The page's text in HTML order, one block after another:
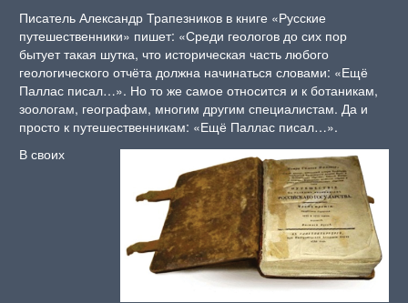
Писатель Александр Трапезников в книге «Русские
путешественники» пишет: «Среди геологов до сих пор
бытует такая шутка, что историческая часть любого
геологического отчёта должна начинаться словами: «Ещё
Паллас писал…». Но то же самое относится и к ботаникам,
зоологам, географам, многим другим специалистам. Да и
просто к путешественникам: «Ещё Паллас писал…».
В своих